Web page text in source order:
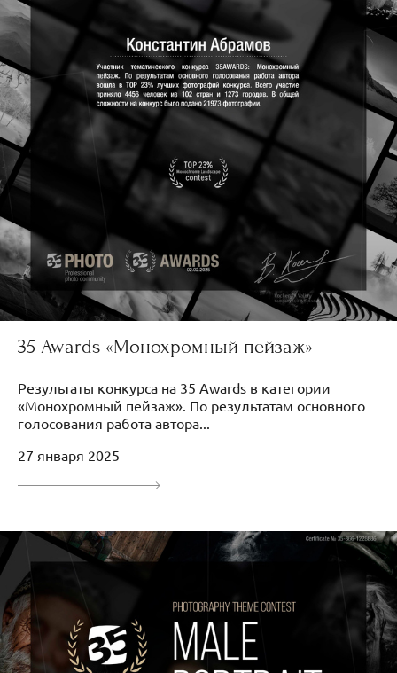
35 Awards «Монохромный пейзаж»
Результаты конкурса на 35 Awards в категории
«Монохромный пейзаж». По результатам основного
голосования работа автора...
27 января 2025